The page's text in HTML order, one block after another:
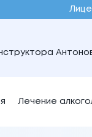
Лечение